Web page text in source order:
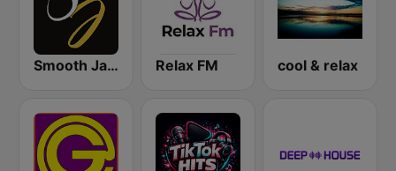
Smooth Jazz Instrumental Relax FM cool & relax